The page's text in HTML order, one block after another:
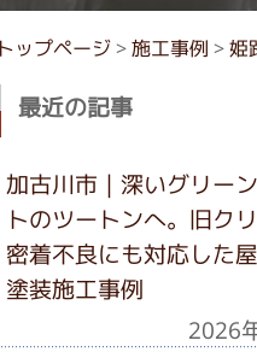
トップページ> 施工事例 > 姫
最近の記事
加古川市｜深いグリー
トのツートンへ。旧ク
密着不良にも対応した
塗装施工事例
2026